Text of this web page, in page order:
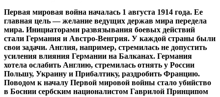
Первая мировая война началась 1 августа 1914 года. Ее
главная цель — желание ведущих держав мира передела
мира. Инициаторами развязывания боевых действий
стали Германия и Австро-Венгрия. У каждой страны были
свои задачи. Англия, например, стремилась не допустить
усиления влияния Германии на Балканах. Германия
хотела ослабить Англию, стремилась отнять у России
Польшу, Украину и Прибалтику, раздробить Францию.
Поводом к началу Первой мировой войны стало убийство
в Боснии сербским националистом Гаврилой Принципом